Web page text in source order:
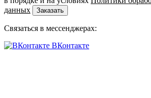
данных
Заказать
Связаться в мессенджерах:
ВКонтакте